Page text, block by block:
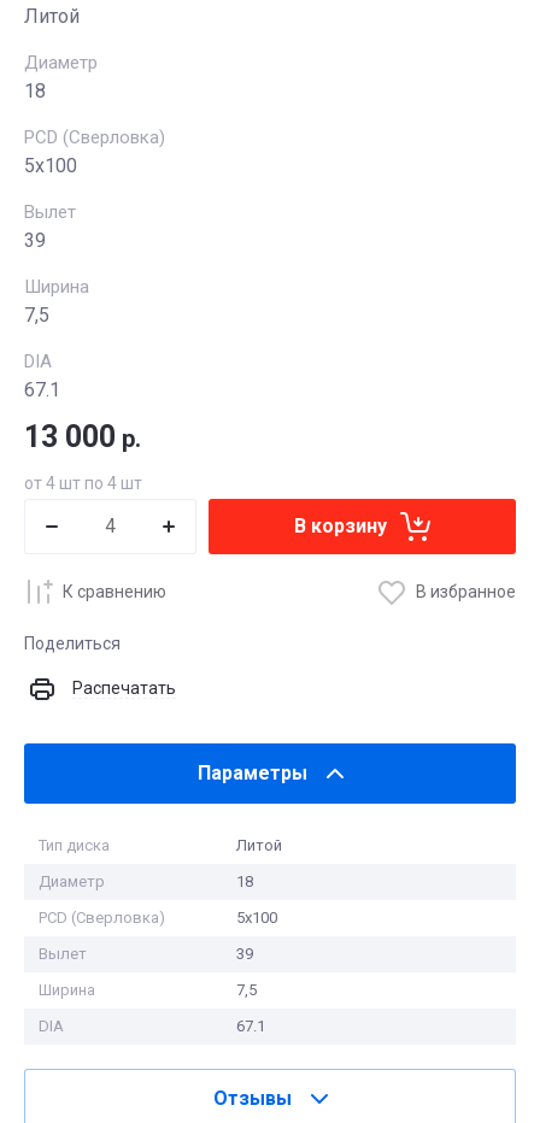
Литой
Диаметр
18
PCD (Сверловка)
5x100
Вылет
39
Ширина
7,5
DIA
67.1
13 000 р.
от 4 шт по 4 шт
В корзину
К сравнению В избранное
Поделиться
Распечатать
Параметры
Тип диска
Литой
Диаметр
18
PCD (Сверловка)
5x100
Вылет
39
Ширина
7,5
DIA
67.1
Отзывы